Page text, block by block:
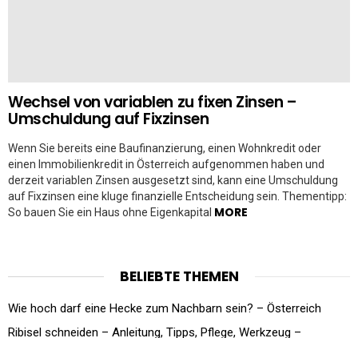
Wechsel von variablen zu fixen Zinsen –
Umschuldung auf Fixzinsen
Wenn Sie bereits eine Baufinanzierung, einen Wohnkredit oder
einen Immobilienkredit in Österreich aufgenommen haben und
derzeit variablen Zinsen ausgesetzt sind, kann eine Umschuldung
auf Fixzinsen eine kluge finanzielle Entscheidung sein. Thementipp:
So bauen Sie ein Haus ohne Eigenkapital MORE
BELIEBTE THEMEN
Wie hoch darf eine Hecke zum Nachbarn sein? – Österreich
Ribisel schneiden – Anleitung, Tipps, Pflege, Werkzeug –